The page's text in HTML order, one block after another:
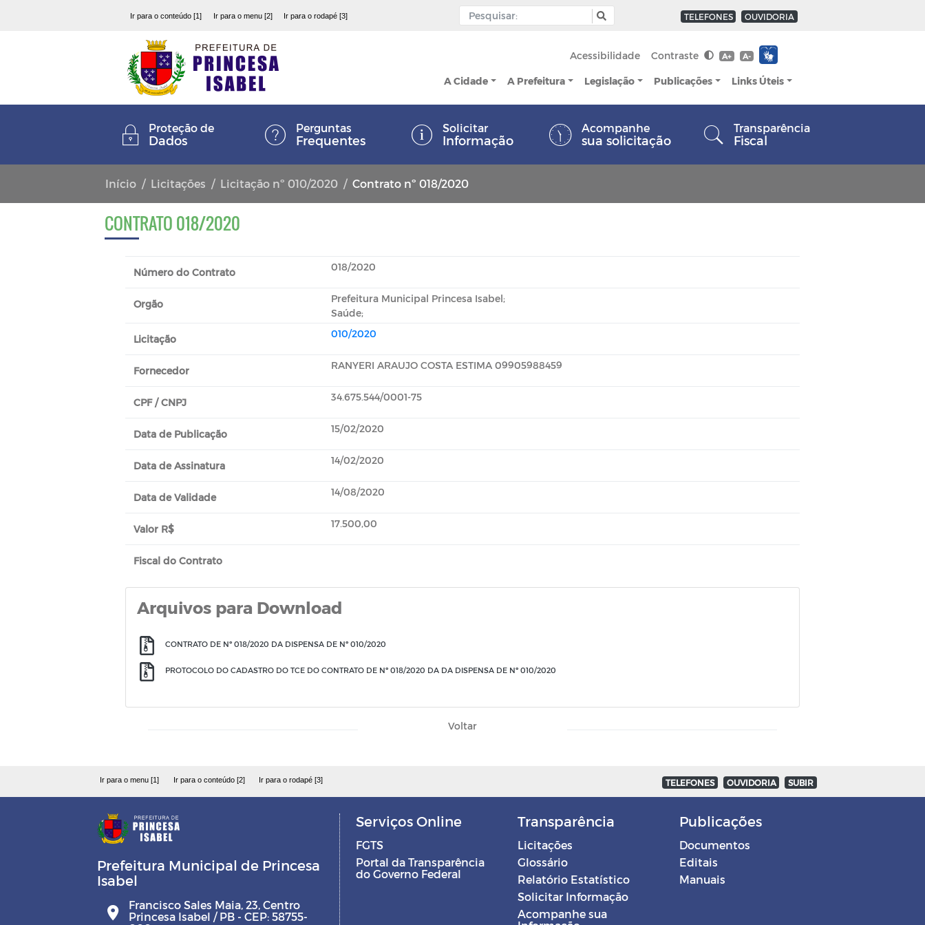
Ir para o conteúdo [1] Ir para o menu [2] Ir para o rodapé [3] TELEFONES OUVIDORIA
Acessibilidade Contraste A+ A-
A Cidade A Prefeitura Legislação Publicações Links Úteis
Proteção de
Dados
Perguntas
Frequentes
Solicitar
Informação
Acompanhe
sua solicitação
Transparência
Fiscal
Início Licitações Licitação nº 010/2020 Contrato nº 018/2020
CONTRATO 018/2020
Número do Contrato 018/2020
Orgão
Prefeitura Municipal Princesa Isabel;
Saúde;
Licitação 010/2020
Fornecedor RANYERI ARAUJO COSTA ESTIMA 09905988459
CPF / CNPJ 34.675.544/0001-75
Data de Publicação 15/02/2020
Data de Assinatura 14/02/2020
Data de Validade 14/08/2020
Valor R$ 17.500,00
Fiscal do Contrato
Arquivos para Download
CONTRATO DE Nº 018/2020 DA DISPENSA DE Nº 010/2020
PROTOCOLO DO CADASTRO DO TCE DO CONTRATO DE Nº 018/2020 DA DA DISPENSA DE Nº 010/2020
Voltar
Ir para o menu [1] Ir para o conteúdo [2] Ir para o rodapé [3] TELEFONES OUVIDORIA SUBIR
Prefeitura Municipal de Princesa
Isabel
Francisco Sales Maia, 23, Centro
Princesa Isabel / PB - CEP: 58755-
Serviços Online
FGTS
Portal da Transparência
do Governo Federal
Transparência
Licitações
Glossário
Relatório Estatístico
Solicitar Informação
Acompanhe sua
Publicações
Documentos
Editais
Manuais